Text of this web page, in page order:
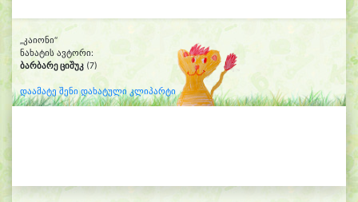
„კაიონი“
ნახატის ავტორი:
ბარბარე ციშუკ (7)
დაამატე შენი დახატული კლიპარტი